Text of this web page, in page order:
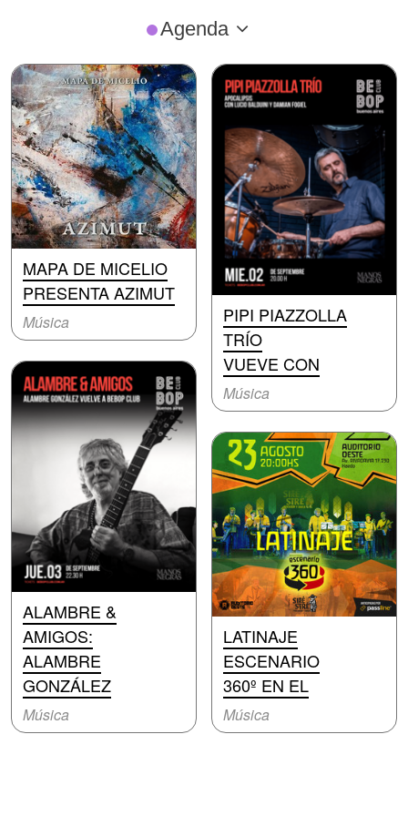
Agenda
MAPA DE MICELIO
PRESENTA AZIMUT
Música
ALAMBRE &
AMIGOS:
ALAMBRE
GONZÁLEZ
Música
PIPI PIAZZOLLA
TRÍO
VUEVE CON
Música
LATINAJE
ESCENARIO
360º EN EL
Música